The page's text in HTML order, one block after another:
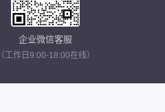
企业微信客服
（工作日9:00-18:00在线）